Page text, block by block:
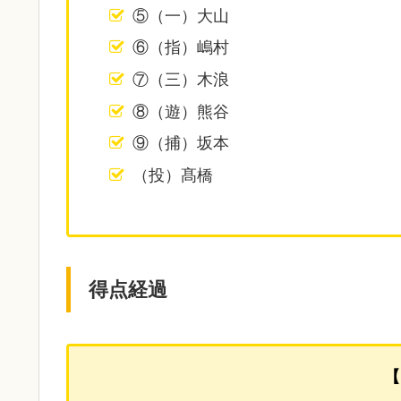
⑤（一）大山
⑥（指）嶋村
⑦（三）木浪
⑧（遊）熊谷
⑨（捕）坂本
（投）髙橋
得点経過